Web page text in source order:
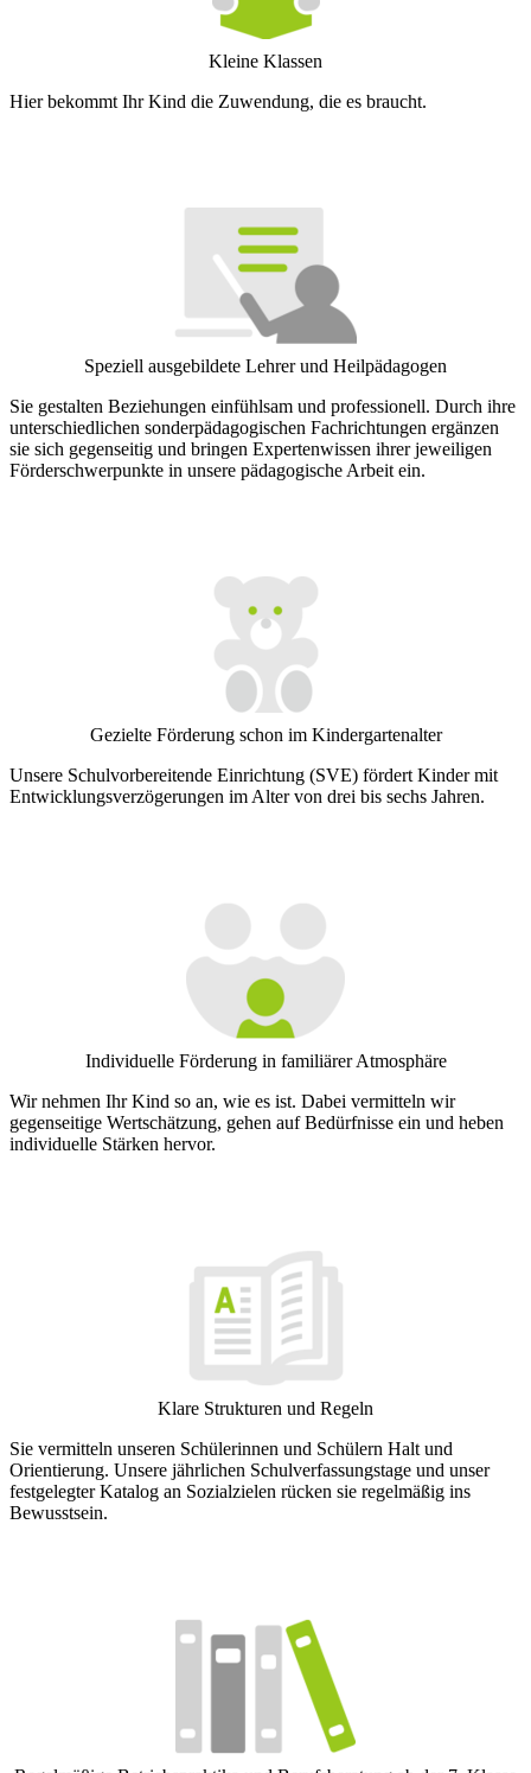
Kleine Klassen
Hier bekommt Ihr Kind die Zuwendung, die es braucht.
Speziell ausgebildete Lehrer und Heilpädagogen
Sie gestalten Beziehungen einfühlsam und professionell. Durch ihre
unterschiedlichen sonderpädagogischen Fachrichtungen ergänzen
sie sich gegenseitig und bringen Expertenwissen ihrer jeweiligen
Förderschwerpunkte in unsere pädagogische Arbeit ein.
Gezielte Förderung schon im Kindergartenalter
Unsere Schulvorbereitende Einrichtung (SVE) fördert Kinder mit
Entwicklungsverzögerungen im Alter von drei bis sechs Jahren.
Individuelle Förderung in familiärer Atmosphäre
Wir nehmen Ihr Kind so an, wie es ist. Dabei vermitteln wir
gegenseitige Wertschätzung, gehen auf Bedürfnisse ein und heben
individuelle Stärken hervor.
Klare Strukturen und Regeln
Sie vermitteln unseren Schülerinnen und Schülern Halt und
Orientierung. Unsere jährlichen Schulverfassungstage und unser
festgelegter Katalog an Sozialzielen rücken sie regelmäßig ins
Bewusstsein.